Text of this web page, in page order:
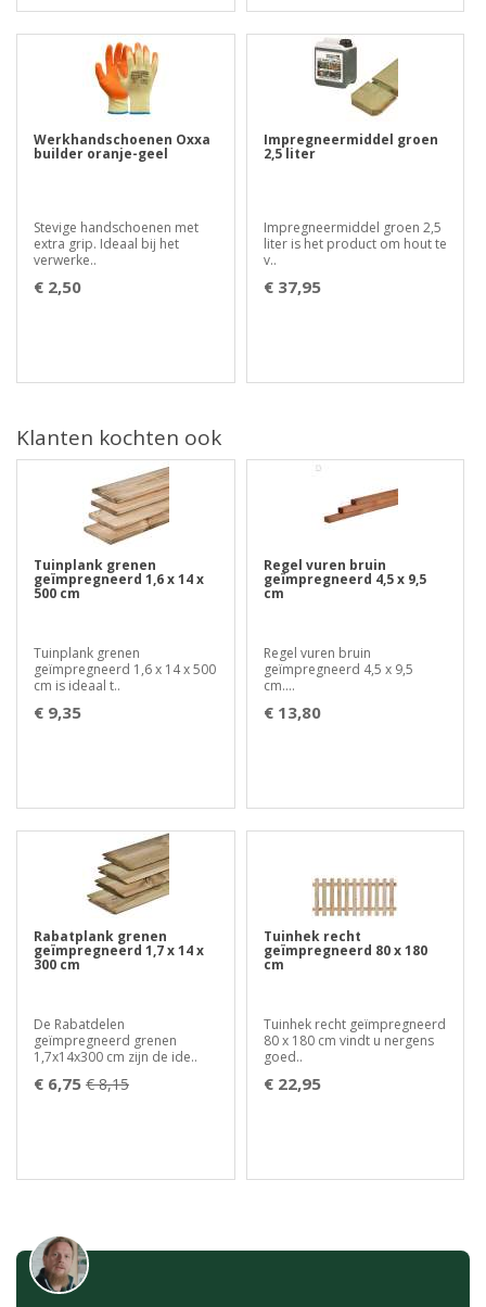
Werkhandschoenen Oxxa
builder oranje-geel
Stevige handschoenen met
extra grip. Ideaal bij het
verwerke..
€ 2,50
Impregneermiddel groen
2,5 liter
Impregneermiddel groen 2,5
liter is het product om hout te
v..
€ 37,95
Klanten kochten ook
Tuinplank grenen
geïmpregneerd 1,6 x 14 x
500 cm
Tuinplank grenen
geïmpregneerd 1,6 x 14 x 500
cm is ideaal t..
€ 9,35
Regel vuren bruin
geïmpregneerd 4,5 x 9,5
cm
Regel vuren bruin
geïmpregneerd 4,5 x 9,5
cm....
€ 13,80
Rabatplank grenen
geïmpregneerd 1,7 x 14 x
300 cm
De Rabatdelen
geïmpregneerd grenen
1,7x14x300 cm zijn de ide..
€ 6,75 € 8,15
Tuinhek recht
geïmpregneerd 80 x 180
cm
Tuinhek recht geïmpregneerd
80 x 180 cm vindt u nergens
goed..
€ 22,95